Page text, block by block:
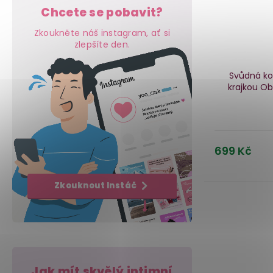
Chcete se pobavit?
Zkoukněte náš instagram, ať si
zlepšíte den.
Zkouknout Instáč
Svůdná
krajkou
699 Kč